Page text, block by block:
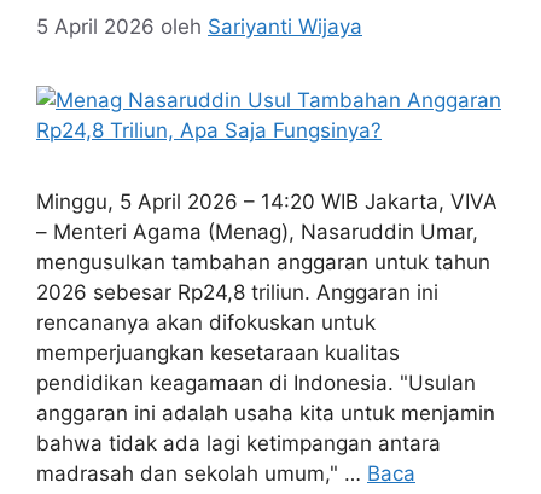
5 April 2026 oleh Sariyanti Wijaya
Minggu, 5 April 2026 – 14:20 WIB Jakarta, VIVA
– Menteri Agama (Menag), Nasaruddin Umar,
mengusulkan tambahan anggaran untuk tahun
2026 sebesar Rp24,8 triliun. Anggaran ini
rencananya akan difokuskan untuk
memperjuangkan kesetaraan kualitas
pendidikan keagamaan di Indonesia. "Usulan
anggaran ini adalah usaha kita untuk menjamin
bahwa tidak ada lagi ketimpangan antara
madrasah dan sekolah umum," … Baca